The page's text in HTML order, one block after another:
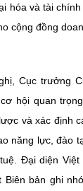
Truyền thông
Cổng TTĐT - 18
9506
mst.gov.vn" khi
hóa và tài
cộng đồng
Cục trưởng
hội quan
và xác định
năng lực, đào
Đại diện
bản ghi